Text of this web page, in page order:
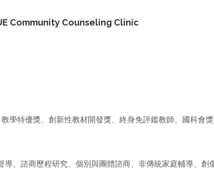
Community Counseling Clinic
學特優獎、創新性教材開發獎、終身免評鑑教師、國科會
、諮商歷程研究、個別與團體諮商、非傳統家庭輔導、創